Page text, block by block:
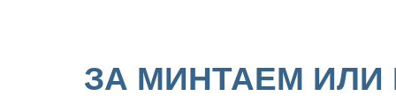
ЗА МИНТАЕМ